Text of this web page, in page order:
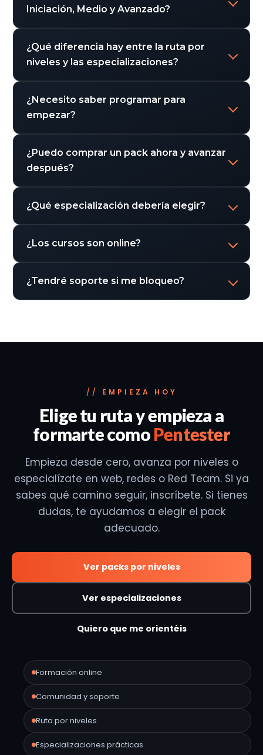
Iniciación, Medio y Avanzado?
¿Qué diferencia hay entre la ruta por
niveles y las especializaciones?
¿Necesito saber programar para
empezar?
¿Puedo comprar un pack ahora y avanzar
después?
¿Qué especialización debería elegir?
¿Los cursos son online?
¿Tendré soporte si me bloqueo?
EMPIEZA HOY
Elige tu ruta y empieza a
formarte comoPentester
Empieza desde cero, avanza por niveles o
especialízate en web, redes o Red Team. Si ya
sabes qué camino seguir, inscríbete. Si tienes
dudas, te ayudamos a elegir el pack
adecuado.
Ver packs por niveles
Ver especializaciones
Quiero que me orientéis
Formación online
Comunidad y soporte
Ruta por niveles
Especializaciones prácticas